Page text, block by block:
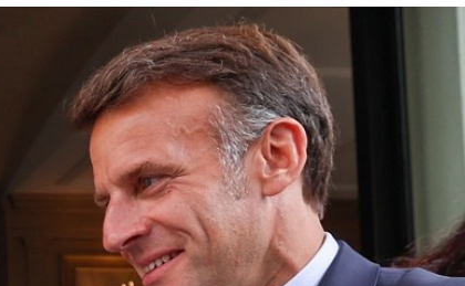
ജനറൽ ബോഡിയുടെ
ട്രംപിന്റെ സമ്മർദം;
ശതകോടീശ്വരൻ
വെനസ്വേലയിൽനിന്ന്